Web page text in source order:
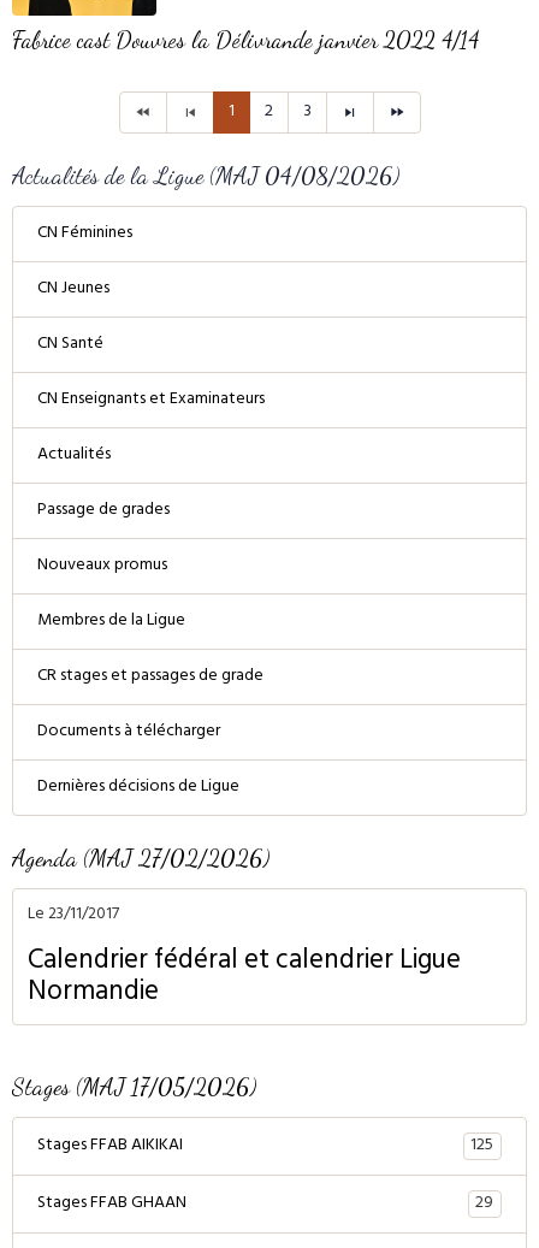
Fabrice cast Douvres la Délivrande janvier 2022 4/14
1 2 3
Actualités de la Ligue (MAJ 04/08/2026)
CN Féminines
CN Jeunes
CN Santé
CN Enseignants et Examinateurs
Actualités
Passage de grades
Nouveaux promus
Membres de la Ligue
CR stages et passages de grade
Documents à télécharger
Dernières décisions de Ligue
Agenda (MAJ 27/02/2026)
Le 23/11/2017
Calendrier fédéral et calendrier Ligue
Normandie
Stages (MAJ 17/05/2026)
Stages FFAB AIKIKAI
125
Stages FFAB GHAAN
29